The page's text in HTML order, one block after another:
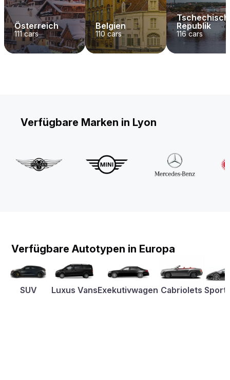
Österreich
111cars
Belgien
110 cars
Republik
116cars
Verfügbare Marken in Lyon
Verfügbare Autotypen in Europa
SUV Luxus VansExekutivwagen Cabriolets